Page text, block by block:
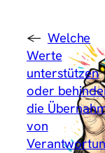
← Welche
Werte
unterstützen
oder
die
von